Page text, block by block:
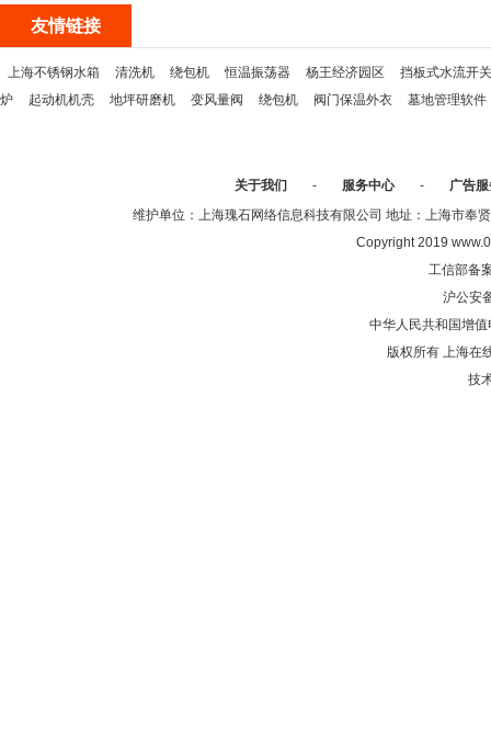
友情链接
上海不锈钢水箱 清洗机 绕包机 恒温振荡器 杨王经济园区
挡板式水流开关
炉
起动机机壳 地坪研磨机 变风量阀 绕包机 阀门保温外衣 墓地管理软件
关于我们 - 服务中心 -
广告
维护单位：上海瑰石网络信息科技有限公司 地址：上海市
Copyright 2019
工信部备
沪公安
中华人民共和国增
版权所有 上海在
技